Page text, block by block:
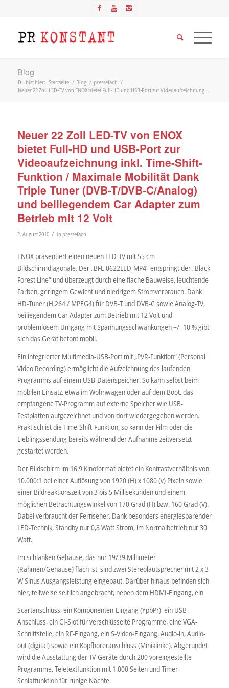
Blog
Du bist hier: Startseite / Blog / pressefach /
Neuer 22 Zoll LED-TV von ENOX bietet Full-HD und USB-Port zur Videoaufzeichnung...
Neuer 22 Zoll LED-TV von ENOX
bietet Full-HD und USB-Port zur
Videoaufzeichnung inkl. Time-Shift-
Funktion / Maximale Mobilität Dank
Triple Tuner (DVB-T/DVB-C/Analog)
und beiliegendem Car Adapter zum
Betrieb mit 12 Volt
2. August 2010 / in pressefach
ENOX präsentiert einen neuen LED-TV mit 55 cm
Bildschirmdiagonale. Der „BFL-0622LED-MP4“ entspringt der „Black
Forest Line“ und überzeugt durch eine flache Bauweise, leuchtende
Farben, geringem Gewicht und niedrigem Stromverbrauch. Dank
HD-Tuner (H.264 / MPEG4) für DVB-T und DVB-C sowie Analog-TV,
beiliegendem Car Adapter zum Betrieb mit 12 Volt und
problemlosem Umgang mit Spannungsschwankungen +/- 10 % gibt
sich das Gerät betont mobil.
Ein integrierter Multimedia-USB-Port mit „PVR-Funktion“ (Personal
Video Recording) ermöglicht die Aufzeichnung des laufenden
Programms auf einem USB-Datenspeicher. So kann selbst beim
mobilen Einsatz, etwa im Wohnwagen oder auf dem Boot, das
empfangene TV-Programm auf externe Speicher wie USB-
Festplatten aufgezeichnet und von dort wiedergegeben werden.
Praktisch ist die Time-Shift-Funktion, so kann der Film oder die
Lieblingssendung bereits während der Aufnahme zeitversetzt
gestartet werden.
Der Bildschirm im 16:9 Kinoformat bietet ein Kontrastverhältnis von
10.000:1 bei einer Auflösung von 1920 (H) x 1080 (v) Pixeln sowie
einer Bildreaktionszeit von 3 bis 5 Millisekunden und einem
möglichen Betrachtungswinkel von 170 Grad (H) bzw. 160 Grad (V).
Dabei verbraucht der Fernseher, Dank besonders energiesparender
LED-Technik, Standby nur 0,8 Watt Strom, im Normalbetrieb nur 30
Watt.
Im schlanken Gehäuse, das nur 19/39 Millimeter
(Rahmen/Gehäuse) flach ist, sind zwei Stereolautsprecher mit 2 x 3
W Sinus Ausgangsleistung eingebaut. Darüber hinaus befinden sich
hier, teilweise seitlich angebracht, neben dem HDMI-Eingang, ein
Scartanschluss, ein Komponenten-Eingang (YpbPr), ein USB-
Anschluss, ein CI-Slot für verschlüsselte Programme, eine VGA-
Schnittstelle, ein RF-Eingang, ein S-Video-Eingang, Audio-in, Audio-
out (digital) sowie ein Kopfhöreranschluss (Miniklinke). Abgerundet
wird die Ausstattung der TV-Geräte durch 200 voreingestellte
Programme, Teletextfunktion mit 1.000 Seiten und Timer-
Schlaffunktion für ruhige Nächte.